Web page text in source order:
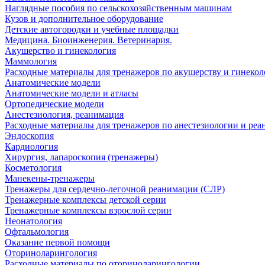
Наглядные пособия по сельскохозяйственным машинам
Кузов и дополнительное оборудование
Детские автогородки и учебные площадки
Медицина. Биоинженерия. Ветеринария.
Акушерство и гинекология
Маммология
Расходные материалы для тренажеров по акушерству и
Анатомические модели
Анатомические модели и атласы
Ортопедические модели
Анестезиология, реанимация
Расходные материалы для тренажеров по анестезиологии и
Эндоскопия
Кардиология
Хирургия, лапароскопия (тренажеры)
Косметология
Манекены-тренажеры
Тренажеры для сердечно-легочной реанимации (СЛР)
Тренажерные комплексы детской серии
Тренажерные комплексы взрослой серии
Неонатология
Офтальмология
Оказание первой помощи
Оториноларингология